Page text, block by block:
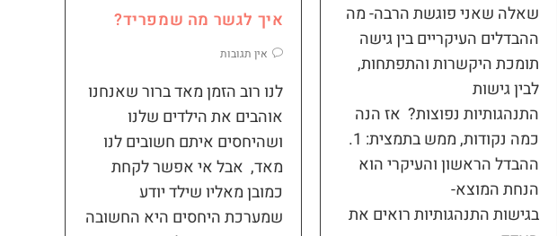
שאלה שאני פוגשת הרבה- מה
ההבדלים העיקריים בין גישה
תומכת היקשרות והתפתחות,
לבין גישות
התנהגותיות נפוצות? אז הנה
כמה נקודות, ממש בתמצית: 1.
ההבדל הראשון והעיקרי הוא
הנחת המוצא-
בגישות התנהגותיות רואים את
איך לגשר מה שמפריד?
אין תגובות
לנו רוב הזמן מאד ברור שאנחנו
אוהבים את הילדים שלנו
ושהיחסים איתם חשובים לנו
מאד, אבל אי אפשר לקחת
כמובן מאליו שילד יודע
שמערכת היחסים היא החשובה